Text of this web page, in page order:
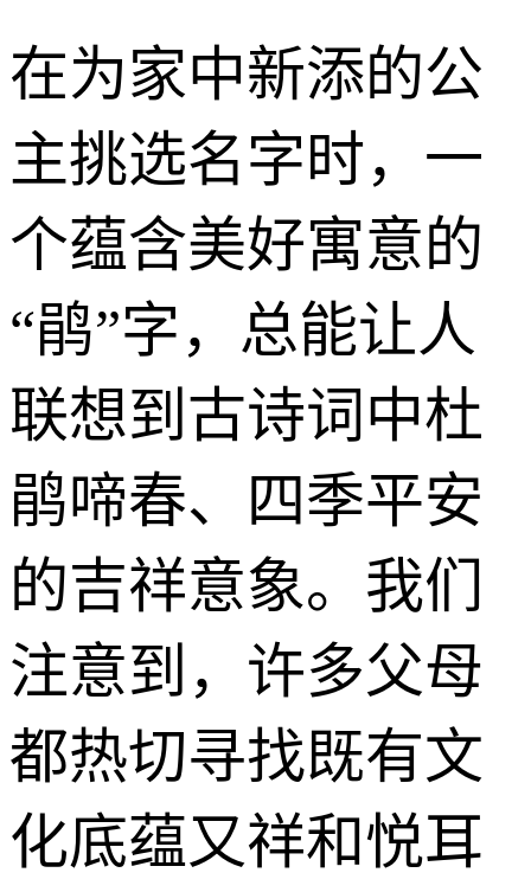
在为家中新添的公
主挑选名字时，一
个蕴含美好寓意的
“鹃”字，总能让人
联想到古诗词中杜
鹃啼春、四季平安
的吉祥意象。我们
注意到，许多父母
都热切寻找既有文
化底蕴又祥和悦耳